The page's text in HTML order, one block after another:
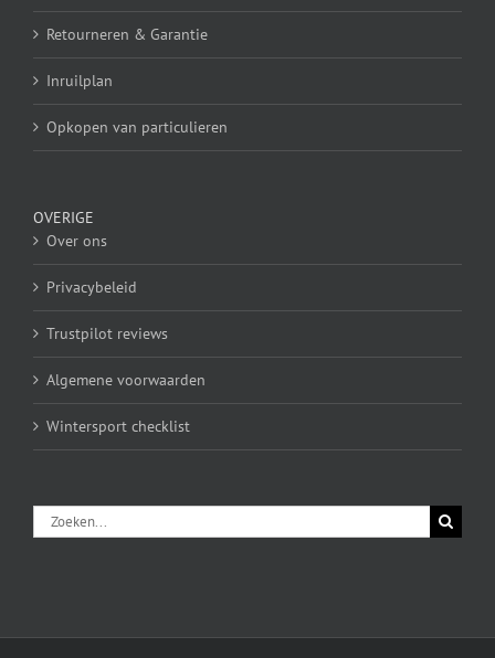
Retourneren & Garantie
Inruilplan
Opkopen van particulieren
OVERIGE
Over ons
Privacybeleid
Trustpilot reviews
Algemene voorwaarden
Wintersport checklist
Zoeken
naar: